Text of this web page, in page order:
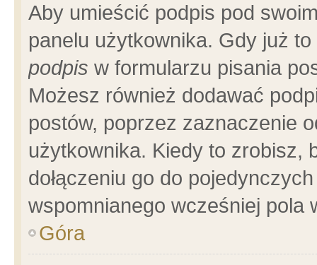
Aby umieścić podpis pod
panelu użytkownika. Gdy już
podpis w formularzu pisania
Możesz również dodawać
postów, poprzez zaznaczenie
użytkownika. Kiedy to zrobisz,
dołączeniu go do
wspomnianego wcześniej pola
Góra